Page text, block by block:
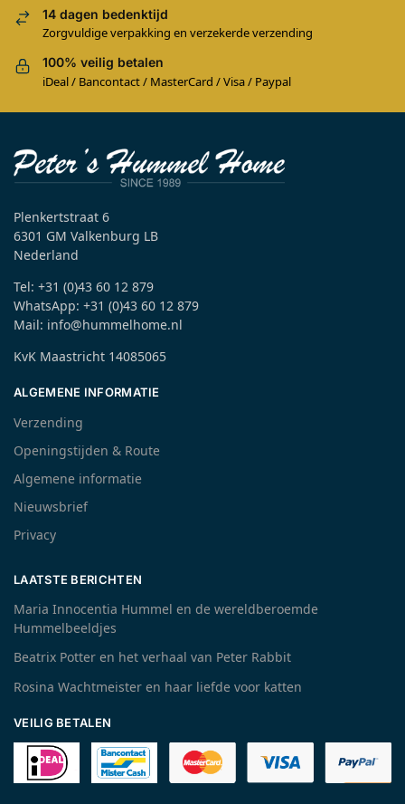
14 dagen bedenktijd
Zorgvuldige verpakking en verzekerde verzending
100% veilig betalen
iDeal / Bancontact / MasterCard / Visa / Paypal
Plenkertstraat 6
6301 GM Valkenburg LB
Nederland
Tel: +31 (0)43 60 12 879
WhatsApp: +31 (0)43 60 12 879
Mail: info@hummelhome.nl
KvK Maastricht 14085065
ALGEMENE INFORMATIE
Verzending
Openingstijden & Route
Algemene informatie
Nieuwsbrief
Privacy
LAATSTE BERICHTEN
Maria Innocentia Hummel en de wereldberoemde
Hummelbeeldjes
Beatrix Potter en het verhaal van Peter Rabbit
Rosina Wachtmeister en haar liefde voor katten
VEILIG BETALEN